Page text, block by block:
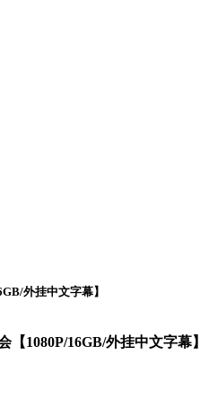
外挂中文字幕】
1080P/16GB/外挂中文字幕】